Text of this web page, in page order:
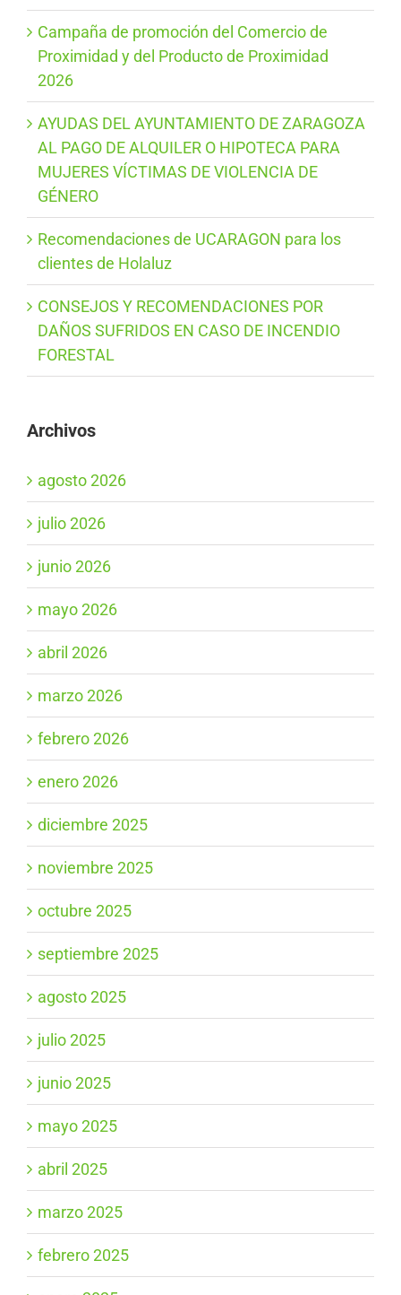
Campaña de promoción del Comercio de
Proximidad y del Producto de Proximidad
2026
AYUDAS DEL AYUNTAMIENTO DE ZARAGOZA
AL PAGO DE ALQUILER O HIPOTECA PARA
MUJERES VÍCTIMAS DE VIOLENCIA DE
GÉNERO
Recomendaciones de UCARAGON para los
clientes de Holaluz
CONSEJOS Y RECOMENDACIONES POR
DAÑOS SUFRIDOS EN CASO DE INCENDIO
FORESTAL
Archivos
agosto 2026
julio 2026
junio 2026
mayo 2026
abril 2026
marzo 2026
febrero 2026
enero 2026
diciembre 2025
noviembre 2025
octubre 2025
septiembre 2025
agosto 2025
julio 2025
junio 2025
mayo 2025
abril 2025
marzo 2025
febrero 2025